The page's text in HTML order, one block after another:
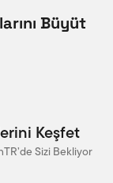
Büyüt
Keşfet
Sizi Bekliyor